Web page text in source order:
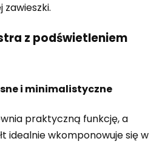
z podświetleniem
i minimalistyczne
praktyczną funkcję, a
idealnie wkomponowuje się w